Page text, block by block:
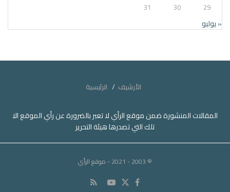
29
30
31
« يوليو
الأرشيف الرئيسية
المقالات المنشورة ضمن موقع الرأي لا تعبر بالضرورة عن رأي الموقع الا
تلك التي تصدرها هيئة التحرير
© 2003 - 2021 - موقع الرأي